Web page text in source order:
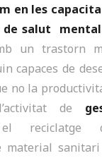
en les
de salut
un trastorn
capaces de
no la
de
reciclatge
material